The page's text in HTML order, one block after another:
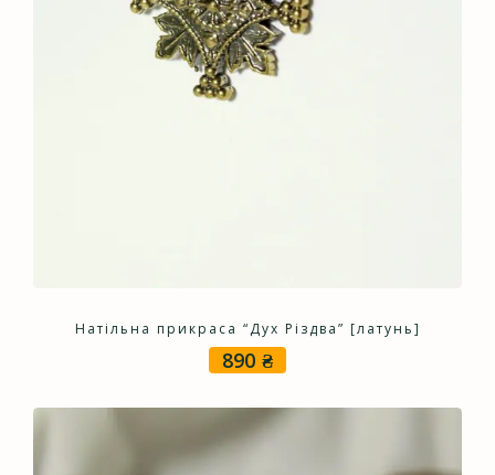
Натільна прикраса “Дух Різдва” [латунь]
890 ₴